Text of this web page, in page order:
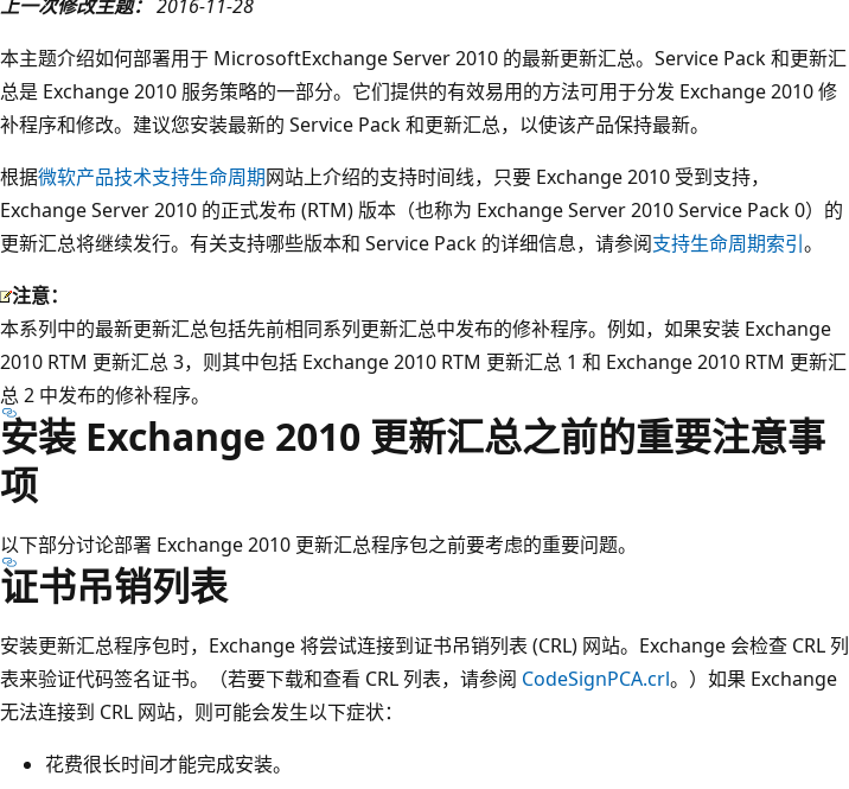
上一次修改主题： 2016-11-28
本主题介绍如何部署用于 MicrosoftExchange Server 2010 的最新更新汇总。Service Pack 和更新汇
总是 Exchange 2010 服务策略的一部分。它们提供的有效易用的方法可用于分发 Exchange 2010 修
补程序和修改。建议您安装最新的 Service Pack 和更新汇总，以使该产品保持最新。
根据微软产品技术支持生命周期网站上介绍的支持时间线，只要 Exchange 2010 受到支持，
Exchange Server 2010 的正式发布 (RTM) 版本（也称为 Exchange Server 2010 Service Pack 0）的
更新汇总将继续发行。有关支持哪些版本和 Service Pack 的详细信息，请参阅支持生命周期索引。
注意：
本系列中的最新更新汇总包括先前相同系列更新汇总中发布的修补程序。例如，如果安装 Exchange
2010 RTM 更新汇总 3，则其中包括 Exchange 2010 RTM 更新汇总 1 和 Exchange 2010 RTM 更新汇
总 2 中发布的修补程序。
安装 Exchange 2010 更新汇总之前的重要注意事
项
以下部分讨论部署 Exchange 2010 更新汇总程序包之前要考虑的重要问题。
证书吊销列表
安装更新汇总程序包时，Exchange 将尝试连接到证书吊销列表 (CRL) 网站。Exchange 会检查 CRL 列
表来验证代码签名证书。（若要下载和查看 CRL 列表，请参阅 CodeSignPCA.crl。）如果 Exchange
无法连接到 CRL 网站，则可能会发生以下症状：
花费很长时间才能完成安装。